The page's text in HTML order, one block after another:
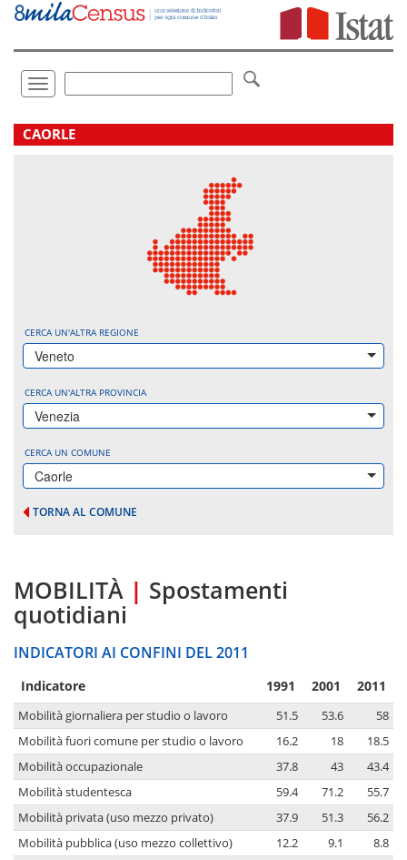
Vai
direttamente
Toggle
navigation
.
CAORLE
CERCA UN'ALTRA REGIONE
Veneto
CERCA UN'ALTRA PROVINCIA
Venezia
CERCA UN COMUNE
Caorle
TORNA AL COMUNE
MOBILITÀ | Spostamenti
quotidiani
INDICATORI AI CONFINI DEL 2011
Indicatore 1991 2001 2011
Mobilità giornaliera per studio o lavoro 51.5 53.6
58
Mobilità fuori comune per studio o lavoro
16.2 18
18.5
Mobilità occupazionale
37.8 43
43.4
Mobilità studentesca
59.4 71.2
55.7
Mobilità privata (uso mezzo privato)
37.9 51.3
56.2
Mobilità pubblica (uso mezzo collettivo)
12.2 9.1
8.8